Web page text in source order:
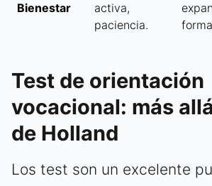
Bienestar
activa,
paciencia.
Test de orientación
vocacional: más
de Holland
Los test son un excelente